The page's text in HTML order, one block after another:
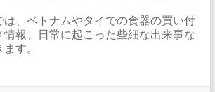
は、ベトナムやタイでの食器の買い付
情報、日常に起こった些細な出来事な
す。